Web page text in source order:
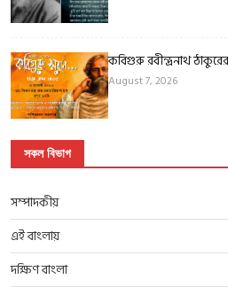
কবিগুরু রবীন্দ্রনাথ ঠাকুরের
August 7, 2026
সকল বিভাগ
সম্পাদকীয়
এই বাংলায়
দক্ষিণ বাংলা